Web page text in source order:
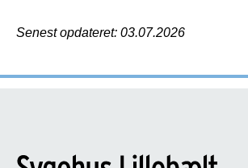
Senest opdateret: 03.07.2026